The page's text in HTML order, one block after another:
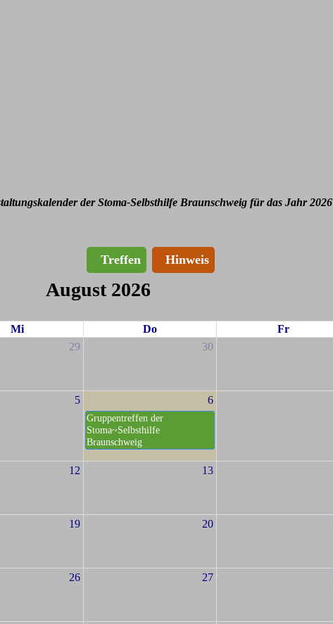
der Stoma-Selbsthilfe Braunschweig für das Jahr 2026
Treffen Hinweis
August 2026
Mi Do Fr
29 30
5 6
Gruppentreffen der
Stoma~Selbsthilfe
Braunschweig
12 13
19 20
26 27